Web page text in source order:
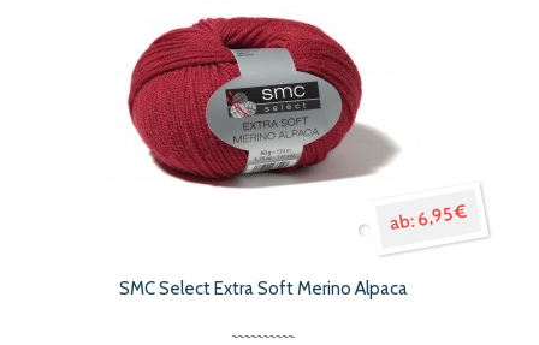
6,95 €
SMC Select Extra Soft Merino Alpaca